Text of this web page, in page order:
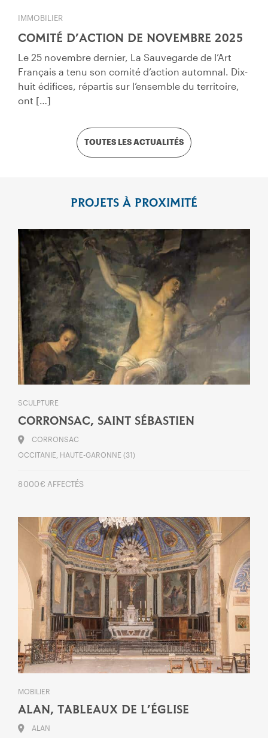
TOUTES LES ACTUALITÉS
IMMOBILIER
COMITÉ D’ACTION DE NOVEMBRE 2025
Le 25 novembre dernier, La Sauvegarde de l’Art
Français a tenu son comité d’action automnal. Dix-
huit édifices, répartis sur l’ensemble du territoire,
ont […]
PROJETS À PROXIMITÉ
SCULPTURE
CORRONSAC, SAINT SÉBASTIEN
CORRONSAC
OCCITANIE, HAUTE-GARONNE (31)
8 000 € AFFECTÉS
MOBILIER
ALAN, TABLEAUX DE L’ÉGLISE
ALAN